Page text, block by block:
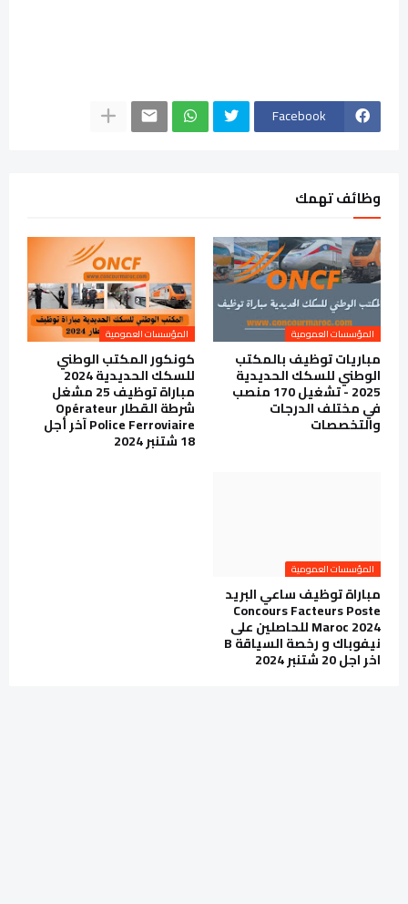
Facebook
وظائف تهمك
المؤسسات العمومية
مباريات توظيف بالمكتب
الوطني للسكك الحديدية
2025 - تشغيل 170 منصب
في مختلف الدرجات
والتخصصات
المؤسسات العمومية
كونكور المكتب الوطني
للسكك الحديدية 2024
مباراة توظيف 25 مشغل
شرطة القطار Opérateur
Police Ferroviaire آخر أجل
18 شتنبر 2024
المؤسسات العمومية
مباراة توظيف ساعي البريد
Concours Facteurs Poste
Maroc 2024 للحاصلين على
نيفوباك و رخصة السياقة B
اخر اجل 20 شتنبر 2024